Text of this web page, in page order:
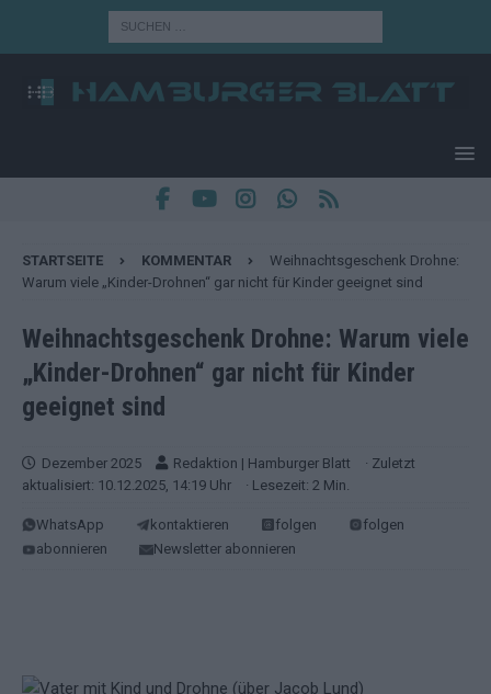
STARTSEITE KOMMENTAR
Weihnachtsgeschenk Drohne:
Warum viele „Kinder-Drohnen“ gar nicht für Kinder geeignet sind
Weihnachtsgeschenk Drohne: Warum viele
„Kinder-Drohnen“ gar nicht für Kinder
geeignet sind
Dezember 2025 Redaktion | Hamburger Blatt
· Zuletzt
aktualisiert: 10.12.2025, 14:19 Uhr
· Lesezeit: 2 Min.
WhatsApp kontaktieren folgen
folgen
abonnieren
Newsletter abonnieren